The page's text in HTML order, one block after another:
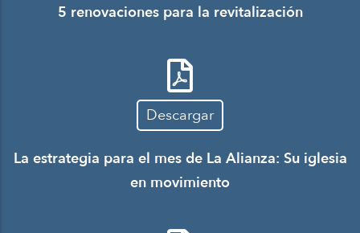
5 renovaciones para la revitalización
Descargar
La estrategia para el mes de La Alianza: Su iglesia
en movimiento